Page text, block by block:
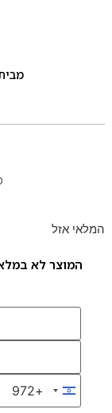
המלאי אזל
המוצר לא
Israel +972
+972